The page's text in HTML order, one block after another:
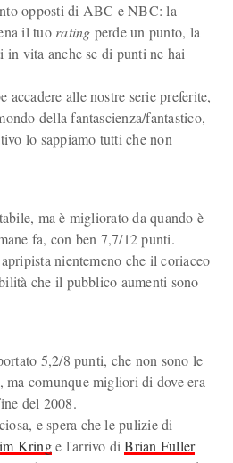
opposti di ABC e NBC: la
il tuo rating perde un punto, la
in vita anche se di punti ne hai
accadere alle nostre serie preferite,
della fantascienza/fantastico,
lo sappiamo tutti che non
ma è migliorato da quando è
fa, con ben 7,7/12 punti.
nientemeno che il coriaceo
che il pubblico aumenti sono
5,2/8 punti, che non sono le
ma comunque migliori di dove era
del 2008.
e spera che le pulizie di
Kringe l'arrivo diBrian Fuller